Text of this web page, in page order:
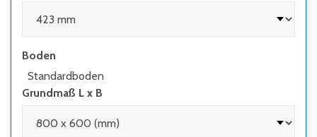
Boden
Standardboden
Grundmaß L x B